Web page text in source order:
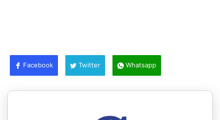
Facebook Twitter Whatsapp